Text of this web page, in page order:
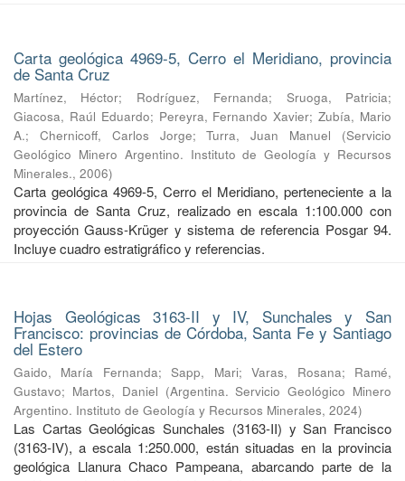
Carta geológica 4969-5, Cerro el Meridiano, provincia
de Santa Cruz
Martínez, Héctor; Rodríguez, Fernanda; Sruoga, Patricia;
Giacosa, Raúl Eduardo; Pereyra, Fernando Xavier;Zubía, Mario
A.; Chernicoff, Carlos Jorge;Turra, Juan Manuel (Servicio
Geológico Minero Argentino. Instituto de Geología y Recursos
Minerales., 2006)
Carta geológica 4969-5, Cerro el Meridiano, perteneciente a la
provincia de Santa Cruz, realizado en escala 1:100.000 con
proyección Gauss-Krüger y sistema de referencia Posgar 94.
Incluye cuadro estratigráfico y referencias.
Hojas Geológicas 3163-II y IV, Sunchales y San
Francisco: provincias de Córdoba, Santa Fe y Santiago
del Estero
Gaido, María Fernanda;Sapp, Mari;Varas, Rosana; Ramé,
Gustavo; Martos, Daniel (Argentina. Servicio Geológico Minero
Argentino. Instituto de Geología y Recursos Minerales, 2024)
Las Cartas Geológicas Sunchales (3163-II) y San Francisco
(3163-IV), a escala 1:250.000, están situadas en la provincia
geológica Llanura Chaco Pampeana, abarcando parte de la